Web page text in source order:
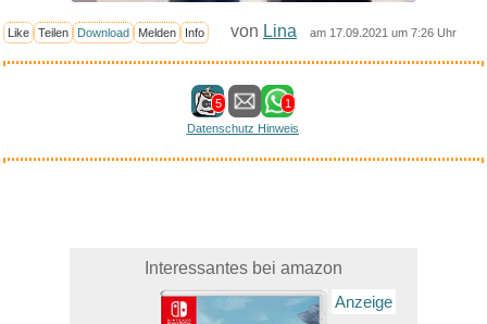
Like Teilen Download Melden Info von Lina am 17.09.2021 um 7:26 Uhr
5
1
Datenschutz Hinweis
Interessantes bei amazon
Anzeige